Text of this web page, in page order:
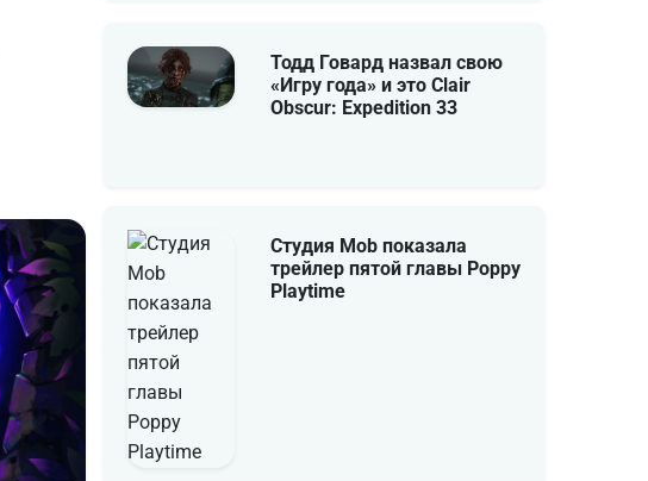
Тодд Говард назвал свою
«Игру года» и это Clair
Obscur: Expedition 33
Студия Mob показала
трейлер пятой главы Poppy
Playtime